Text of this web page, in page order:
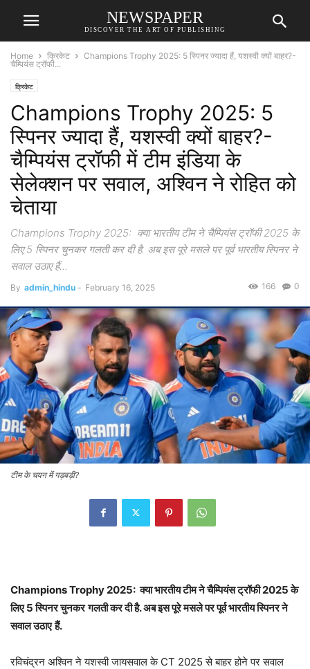
NEWSPAPER
DISCOVER THE ART OF PUBLISHING
Home क्रिकेट
Champions Trophy 2025: 5 स्प‍िनर ज्यादा हैं, यशस्वी क्यों बाहर?-
चैम्प‍ियंस ट्रॉफी...
क्रिकेट
Champions Trophy 2025: 5
स्प‍िनर ज्यादा हैं, यशस्वी क्यों बाहर?-
चैम्प‍ियंस ट्रॉफी में टीम इंड‍िया के
सेलेक्शन पर सवाल, अश्व‍िन ने रोह‍ित को
चेताया­
Champions Trophy 2025: क्या भारतीय टीम ने चैम्प‍ियंस ट्रॉफी 2025 के
ल‍िए 5 स्प‍िनर चुनकर गलती कर दी है. अब इस पूरे मसले पर पूर्व भारतीय स्प‍िनर ने
सवाल उठाए हैं...
By admin_hindu - February 16, 2025 0
166
टीम के चयन में गड़बड़ी?
Champions Trophy 2025:क्या भारतीय टीम ने चैम्प‍ियंस ट्रॉफी2025के
ल‍िए5स्प‍िनर चुनकर गलती कर दी है. अब इस पूरे मसले पर पूर्व भारतीय स्प‍िनर ने
सवाल उठाए हैं.
रव‍िचंद्रन अश्व‍िन ने यशस्वी जायसवाल के CT 2025 से बाहर होने पर सवाल